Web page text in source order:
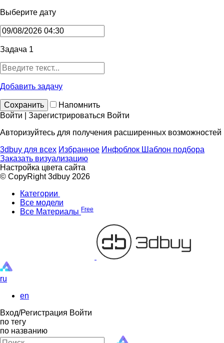
Выберите дату
Задача 1
Добавить задачу
Сохранить
Напомнить
Войти | Зарегистрироваться Войти
Авторизуйтесь для получения расширенных возможностей
3dbuy для всех Избранное Инфоблок Шаблон подбора
Заказать визуализацию
Настройка цвета сайта
© CopyRight 3dbuy 2026
Категории
Все модели
Все Материалы Free
ru
en
Вход/Регистрация Войти
по тегу
по названию